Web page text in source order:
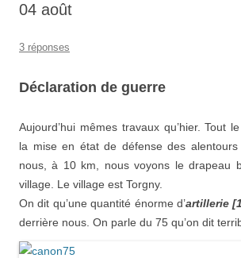
04 août
3 réponses
Déclaration de guerre
Aujourd’hui mêmes travaux qu’hier. Tout
la mise en état de défense des
nous, à 10 km, nous voyons le drapeau
village. Le village est Torgny.
On dit qu’une quantité énorme d’artillerie
derrière nous. On parle du 75 qu’on dit